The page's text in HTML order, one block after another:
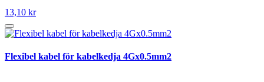
13,10 kr
Flexibel kabel för kabelkedja 4Gx0.5mm2